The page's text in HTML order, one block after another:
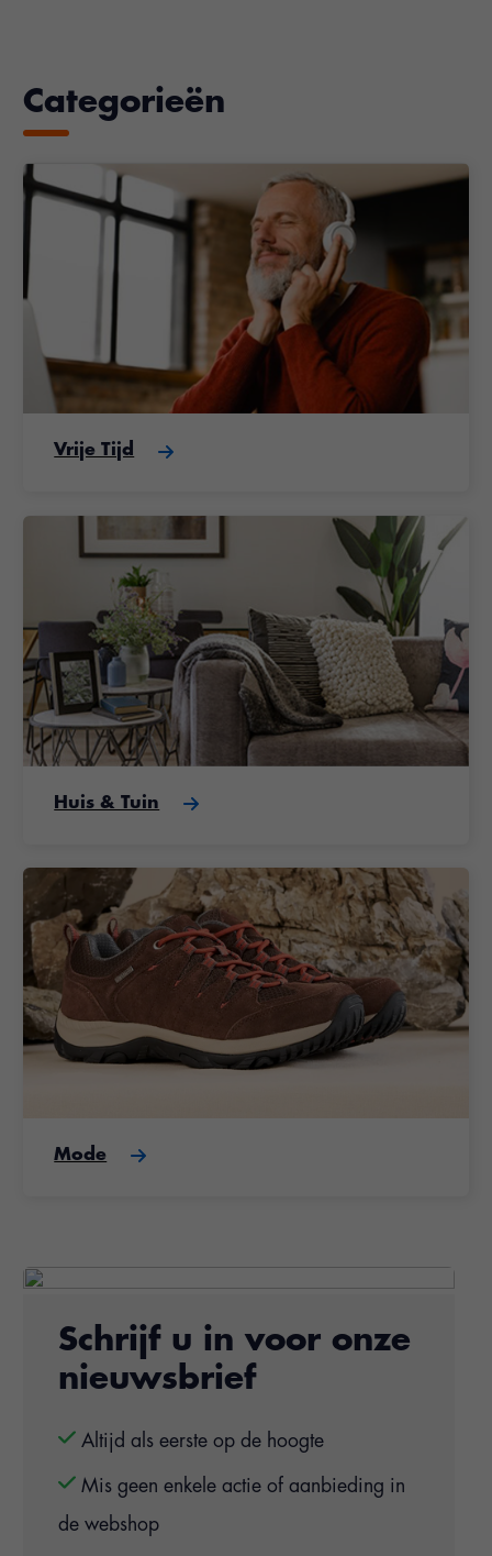
Categorieën
Vrije Tijd
Huis & Tuin
Mode
Schrijf u in voor onze
nieuwsbrief
Altijd als eerste op de hoogte
Mis geen enkele actie of aanbieding in
de webshop